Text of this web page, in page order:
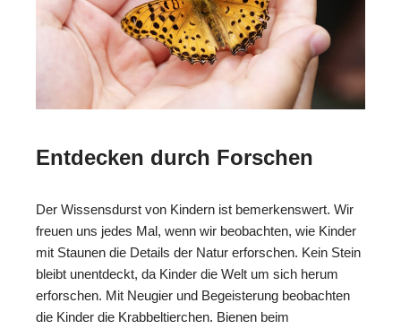
Entdecken durch Forschen
Der Wissensdurst von Kindern ist bemerkenswert. Wir
freuen uns jedes Mal, wenn wir beobachten, wie Kinder
mit Staunen die Details der Natur erforschen. Kein Stein
bleibt unentdeckt, da Kinder die Welt um sich herum
erforschen. Mit Neugier und Begeisterung beobachten
die Kinder die Krabbeltierchen. Bienen beim